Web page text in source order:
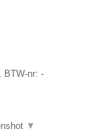
, BTW-nr: -
▼